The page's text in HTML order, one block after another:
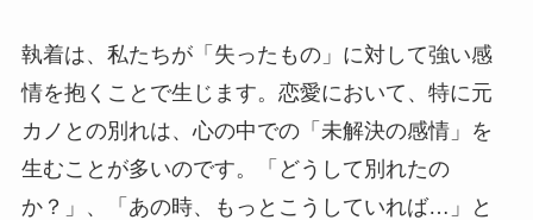
執着は、私たちが「失ったもの」に対して強い感
情を抱くことで生じます。恋愛において、特に元
カノとの別れは、心の中での「未解決の感情」を
生むことが多いのです。「どうして別れたの
か？」、「あの時、もっとこうしていれば…」と